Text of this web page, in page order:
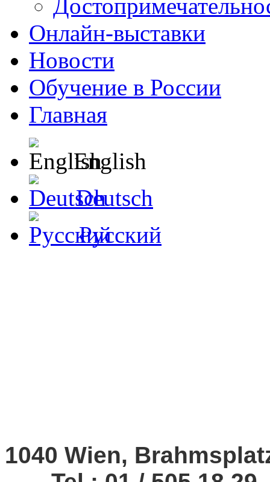
Онлайн-выставки
Новости
Обучение в России
Главная
English
Deutsch
Русский
1040 Wien,